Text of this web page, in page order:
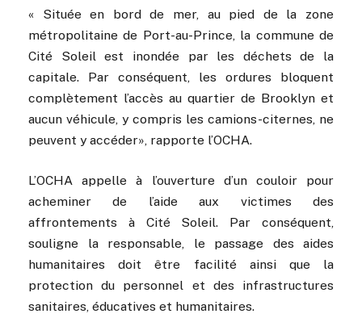
« Située en bord de mer, au pied de la zone
métropolitaine de Port-au-Prince, la commune de
Cité Soleil est inondée par les déchets de la
capitale. Par conséquent, les ordures bloquent
complètement l’accès au quartier de Brooklyn et
aucun véhicule, y compris les camions-citernes, ne
peuvent y accéder», rapporte l’OCHA.
L’OCHA appelle à l’ouverture d’un couloir pour
acheminer de l’aide aux victimes des
affrontements à Cité Soleil. Par conséquent,
souligne la responsable, le passage des aides
humanitaires doit être facilité ainsi que la
protection du personnel et des infrastructures
sanitaires, éducatives et humanitaires.